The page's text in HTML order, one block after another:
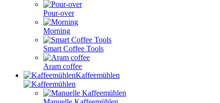
Pour-over
Morning
Smart Coffee Tools
Aram coffee
Kaffeemühlen